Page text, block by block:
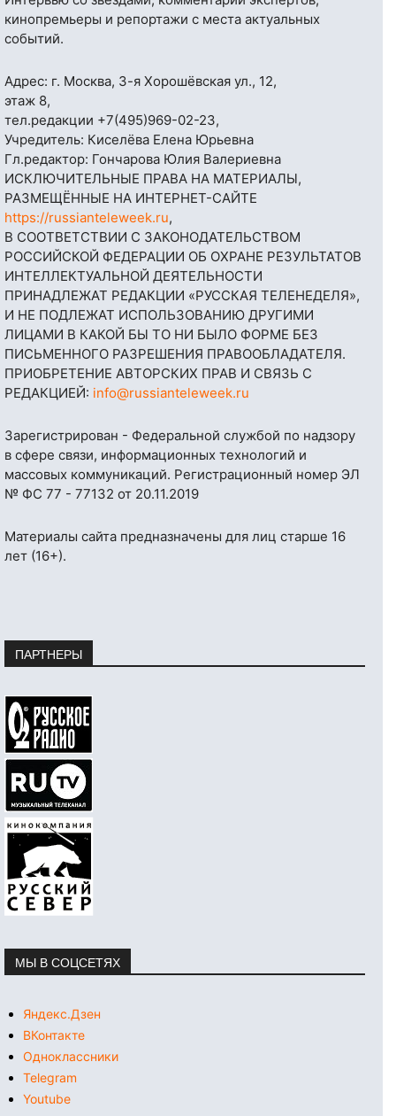
кинопремьеры и репортажи с места актуальных
событий.
Адрес: г. Москва, 3-я Хорошёвская ул., 12,
этаж 8,
тел.редакции +7(495)969-02-23,
Учредитель: Киселёва Елена Юрьевна
Гл.редактор: Гончарова Юлия Валериевна
ИСКЛЮЧИТЕЛЬНЫЕ ПРАВА НА МАТЕРИАЛЫ,
РАЗМЕЩЁННЫЕ НА ИНТЕРНЕТ-САЙТЕ
https://russianteleweek.ru,
В СООТВЕТСТВИИ С ЗАКОНОДАТЕЛЬСТВОМ
РОССИЙСКОЙ ФЕДЕРАЦИИ ОБ ОХРАНЕ РЕЗУЛЬТАТОВ
ИНТЕЛЛЕКТУАЛЬНОЙ ДЕЯТЕЛЬНОСТИ
ПРИНАДЛЕЖАТ РЕДАКЦИИ «РУССКАЯ ТЕЛЕНЕДЕЛЯ»,
И НЕ ПОДЛЕЖАТ ИСПОЛЬЗОВАНИЮ ДРУГИМИ
ЛИЦАМИ В КАКОЙ БЫ ТО НИ БЫЛО ФОРМЕ БЕЗ
ПИСЬМЕННОГО РАЗРЕШЕНИЯ ПРАВООБЛАДАТЕЛЯ.
ПРИОБРЕТЕНИЕ АВТОРСКИХ ПРАВ И СВЯЗЬ С
РЕДАКЦИЕЙ: info@russianteleweek.ru
Зарегистрирован - Федеральной службой по надзору
в сфере связи, информационных технологий и
массовых коммуникаций. Регистрационный номер ЭЛ
№ ФС 77 - 77132 от 20.11.2019
Материалы сайта предназначены для лиц старше 16
лет (16+).
ПАРТНЕРЫ
МЫ В СОЦСЕТЯХ
Яндекс.Дзен
ВКонтакте
Одноклассники
Telegram
Youtube